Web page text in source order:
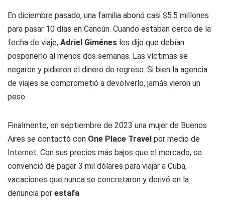
En diciembre pasado, una familia abonó casi $5.5 millones
para pasar 10 días en Cancún. Cuando estaban cerca de la
fecha de viaje, Adriel Giménes les dijo que debían
posponerlo al menos dos semanas. Las víctimas se
negaron y pidieron el dinero de regreso. Si bien la agencia
de viajes se comprometió a devolverlo, jamás vieron un
peso.
Finalmente, en septiembre de 2023 una mujer de Buenos
Aires se contactó con One Place Travel por medio de
Internet. Con sus precios más bajos que el mercado, se
convenció de pagar 3 mil dólares para viajar a Cuba,
vacaciones que nunca se concretaron y derivó en la
denuncia por estafa.